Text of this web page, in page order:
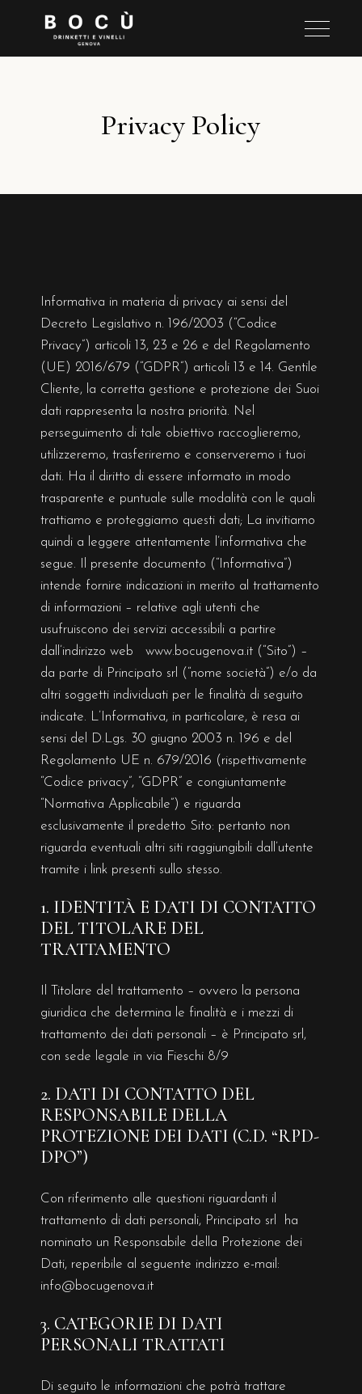
Privacy Policy
Informativa in materia di privacy ai sensi del
Decreto Legislativo n. 196/2003 (“Codice
Privacy”) articoli 13, 23 e 26 e del Regolamento
(UE) 2016/679 (“GDPR”) articoli 13 e 14. Gentile
Cliente, la corretta gestione e protezione dei Suoi
dati rappresenta la nostra priorità. Nel
perseguimento di tale obiettivo raccoglieremo,
utilizzeremo, trasferiremo e conserveremo i tuoi
dati. Ha il diritto di essere informato in modo
trasparente e puntuale sulle modalità con le quali
trattiamo e proteggiamo questi dati; La invitiamo
quindi a leggere attentamente l’informativa che
segue. Il presente documento (“Informativa”)
intende fornire indicazioni in merito al trattamento
di informazioni – relative agli utenti che
usufruiscono dei servizi accessibili a partire
dall’indirizzo web www.bocugenova.it (“Sito”) –
da parte di Principato srl (“nome società”) e/o da
altri soggetti individuati per le finalità di seguito
indicate. L’Informativa, in particolare, è resa ai
sensi del D.Lgs. 30 giugno 2003 n. 196 e del
Regolamento UE n. 679/2016 (rispettivamente
“Codice privacy”, “GDPR” e congiuntamente
“Normativa Applicabile”) e riguarda
esclusivamente il predetto Sito: pertanto non
riguarda eventuali altri siti raggiungibili dall’utente
tramite i link presenti sullo stesso.
1. IDENTITÀ E DATI DI CONTATTO
DEL TITOLARE DEL
TRATTAMENTO
Il Titolare del trattamento – ovvero la persona
giuridica che determina le finalità e i mezzi di
trattamento dei dati personali – è Principato srl,
con sede legale in via Fieschi 8/9
2. DATI DI CONTATTO DEL
RESPONSABILE DELLA
PROTEZIONE DEI DATI (C.D. “RPD-
DPO”)
Con riferimento alle questioni riguardanti il
trattamento di dati personali, Principato srl ha
nominato un Responsabile della Protezione dei
Dati, reperibile al seguente indirizzo e-mail:
info@bocugenova.it
3. CATEGORIE DI DATI
PERSONALI TRATTATI
Di seguito le informazioni che potrà trattare